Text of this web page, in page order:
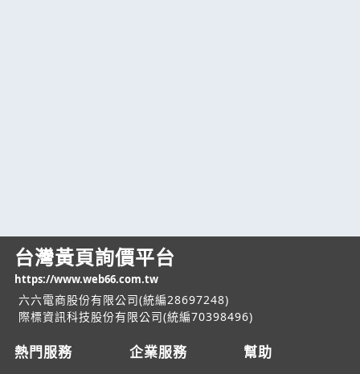
台灣黃頁詢價平台
https://www.web66.com.tw
六六電商股份有限公司(統編28697248)
際標資訊科技股份有限公司(統編70398496)
熱門服務 企業服務 幫助